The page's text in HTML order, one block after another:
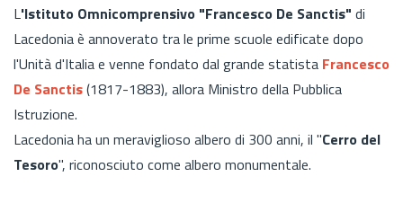
L'Istituto Omnicomprensivo "Francesco De Sanctis" di
Lacedonia è annoverato tra le prime scuole edificate dopo
l'Unità d'Italia e venne fondato dal grande statista Francesco
De Sanctis(1817-1883), allora Ministro della Pubblica
Istruzione.
Lacedonia ha un meraviglioso albero di 300 anni, il "Cerro del
Tesoro", riconosciuto come albero monumentale.